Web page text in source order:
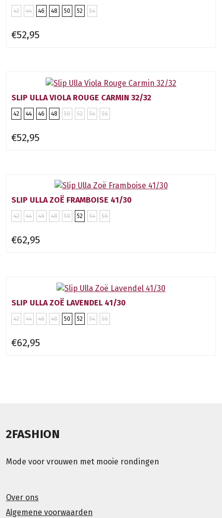
42 44 46 48 50 52 54
€52,95
SLIP ULLA VIOLA ROUGE CARMIN 32/32
42 44 46 48 50 52 54 56
€52,95
SLIP ULLA ZOË FRAMBOISE 41/30
42 44 46 48 50 52 54 56
€62,95
SLIP ULLA ZOË LAVENDEL 41/30
42 44 46 48 50 52 54 56
€62,95
2FASHION
Mode voor vrouwen met mooie rondingen
Over ons
Algemene voorwaarden